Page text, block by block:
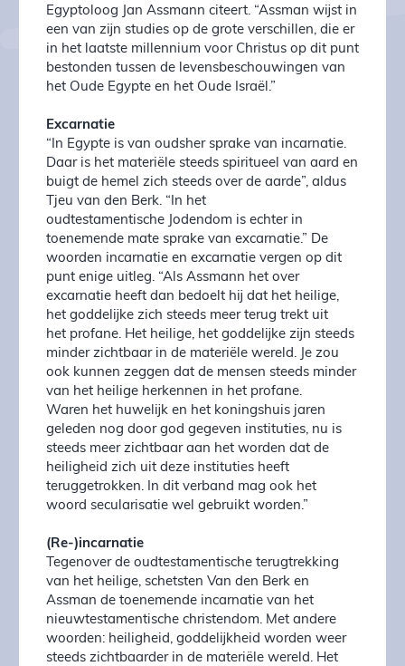
Egyptoloog Jan Assmann citeert. “Assman wijst in
een van zijn studies op de grote verschillen, die er
in het laatste millennium voor Christus op dit punt
bestonden tussen de levensbeschouwingen van
het Oude Egypte en het Oude Israël.”
Excarnatie
“In Egypte is van oudsher sprake van incarnatie.
Daar is het materiële steeds spiritueel van aard en
buigt de hemel zich steeds over de aarde”, aldus
Tjeu van den Berk. “In het
oudtestamentische Jodendom is echter in
toenemende mate sprake van excarnatie.” De
woorden incarnatie en excarnatie vergen op dit
punt enige uitleg. “Als Assmann het over
excarnatie heeft dan bedoelt hij dat het heilige,
het goddelijke zich steeds meer terug trekt uit
het profane. Het heilige, het goddelijke zijn steeds
minder zichtbaar in de materiële wereld. Je zou
ook kunnen zeggen dat de mensen steeds minder
van het heilige herkennen in het profane.
Waren het huwelijk en het koningshuis jaren
geleden nog door god gegeven instituties, nu is
steeds meer zichtbaar aan het worden dat de
heiligheid zich uit deze instituties heeft
teruggetrokken. In dit verband mag ook het
woord secularisatie wel gebruikt worden.”
(Re-)incarnatie
Tegenover de oudtestamentische terugtrekking
van het heilige, schetsten Van den Berk en
Assman de toenemende incarnatie van het
nieuwtestamentische christendom. Met andere
woorden: heiligheid, goddelijkheid worden weer
steeds zichtbaarder in de materiële wereld. Het